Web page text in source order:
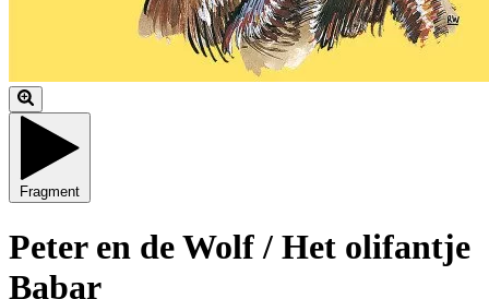
Fragment
Peter en de Wolf / Het olifantje
Babar